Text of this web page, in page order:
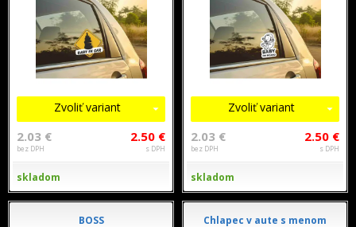
Zvoliť variant
2.03 €
bez DPH
2.50 €
s DPH
skladom
Zvoliť variant
2.03 €
bez DPH
2.50 €
s DPH
skladom
BOSS Chlapec v aute s menom